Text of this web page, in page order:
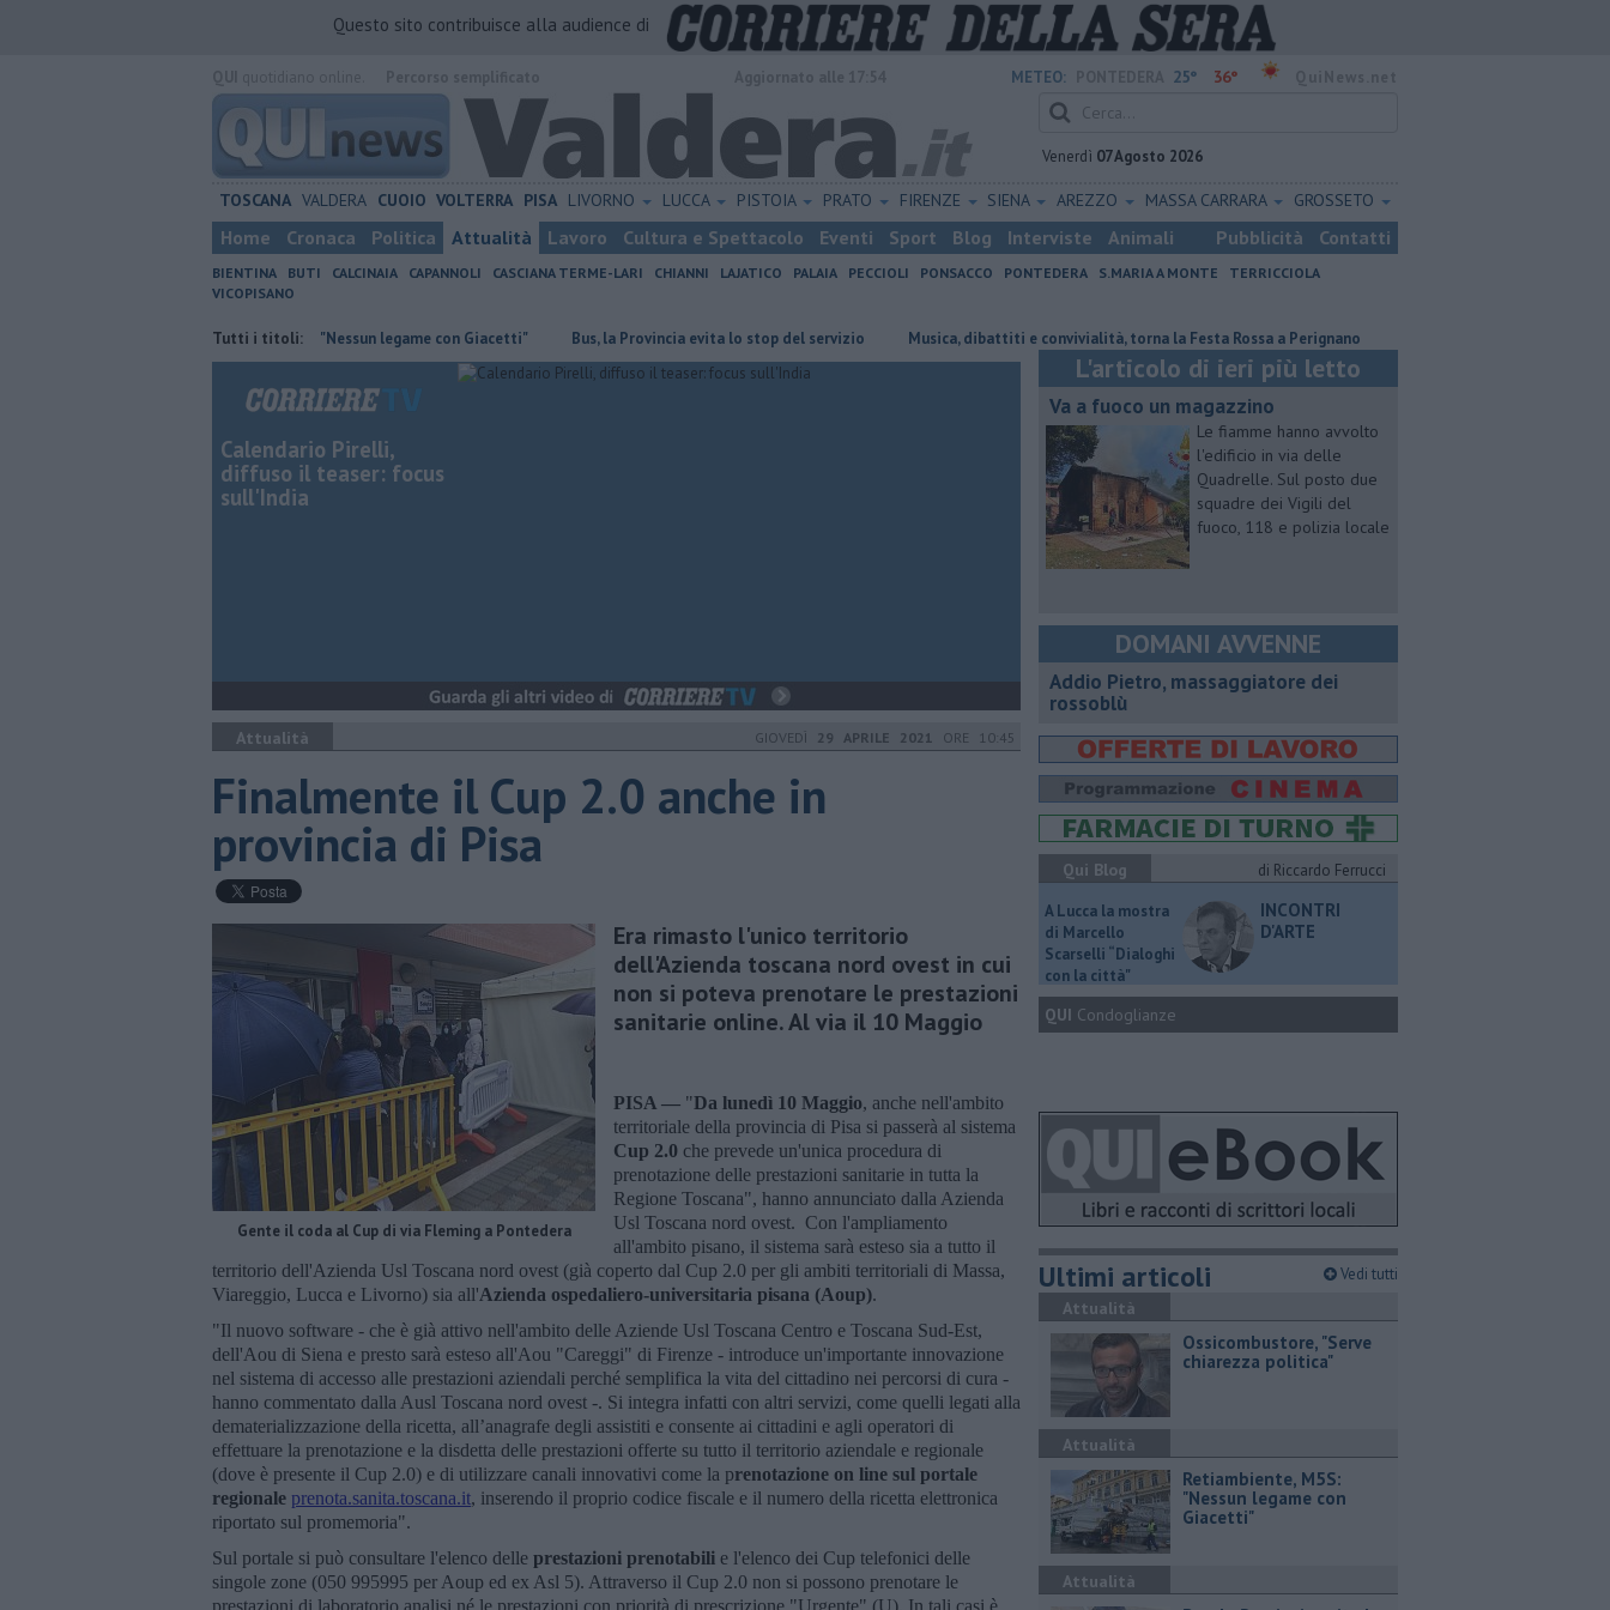
Questo sito contribuisce alla audience di
METEO: 25° 36°
Venerdì 07 Agosto 2026
TOSCANA VALDERA CUOIO VOLTERRA PISA LIVORNO LUCCA PISTOIA PRATO FIRENZE SIENA AREZZO MASSA CARRARA GROSSETO
Home Cronaca Politica Attualità Lavoro Cultura e Spettacolo Eventi Sport Blog Interviste Animali Pubblicità Contatti
BIENTINA BUTI CALCINAIA CAPANNOLI CASCIANA TERME-LARI CHIANNI LAJATICO PALAIA PECCIOLI PONSACCO PONTEDERA S.MARIA A MONTE
TERRICCIOLA
VICOPISANO
Tutti i titoli:
Retiambiente, M5S: "Nessun legame con Giacetti" Bus, la Provincia evita lo stop del servizio Musica, dibattiti e convivialità, torna la Festa Rossa a Perignano Ossicombustore, "Serve chiarezza
Calendario Pirelli,
diffuso il teaser: focus
sull'India
Attualità GIOVEDÌ 29 APRILE 2021 ORE 10:45
Finalmente il Cup 2.0 anche in
provincia di Pisa
Gente il coda al Cup di via Fleming a Pontedera
Era rimasto l'unico territorio
dell'Azienda toscana nord ovest in cui
non si poteva prenotare le prestazioni
sanitarie online. Al via il 10 Maggio
PISA — "Da lunedì 10 Maggio, anche nell'ambito
territoriale della provincia di Pisa si passerà al sistema
Cup 2.0 che prevede un'unica procedura di
prenotazione delle prestazioni sanitarie in tutta la
Regione Toscana", hanno annunciato dalla Azienda
Usl Toscana nord ovest. Con l'ampliamento
all'ambito pisano, il sistema sarà esteso sia a tutto il
territorio dell'Azienda Usl Toscana nord ovest (già coperto dal Cup 2.0 per gli ambiti territoriali di Massa,
Viareggio, Lucca e Livorno) sia all'Azienda ospedaliero-universitaria pisana (Aoup).
"Il nuovo software - che è già attivo nell'ambito delle Aziende Usl Toscana Centro e Toscana Sud-Est,
dell'Aou di Siena e presto sarà esteso all'Aou "Careggi" di Firenze - introduce un'importante innovazione
nel sistema di accesso alle prestazioni aziendali perché semplifica la vita del cittadino nei percorsi di cura -
hanno commentato dalla Ausl Toscana nord ovest -. Si integra infatti con altri servizi, come quelli legati alla
dematerializzazione della ricetta, all’anagrafe degli assistiti e consente ai cittadini e agli operatori di
effettuare la prenotazione e la disdetta delle prestazioni offerte su tutto il territorio aziendale e regionale
(dove è presente il Cup 2.0) e di utilizzare canali innovativi come la prenotazione on line sul portale
regionale prenota.sanita.toscana.it, inserendo il proprio codice fiscale e il numero della ricetta elettronica
riportato sul promemoria".
Sul portale si può consultare l'elenco delle prestazioni prenotabili e l'elenco dei Cup telefonici delle
singole zone (050 995995 per Aoup ed ex Asl 5). Attraverso il Cup 2.0 non si possono prenotare le
prestazioni di laboratorio analisi né le prestazioni con priorità di prescrizione "Urgente" (U). In tali casi è
L'articolo di ieri più letto
Va a fuoco un magazzino
Le fiamme hanno avvolto
l'edificio in via delle
Quadrelle. Sul posto due
squadre dei Vigili del
fuoco, 118 e polizia locale
DOMANI AVVENNE
Addio Pietro, massaggiatore dei
rossoblù
Qui Blog
di Riccardo Ferrucci
A Lucca la mostra
di Marcello
Scarselli “Dialoghi
con la città"
INCONTRI
D'ARTE
QUI Condoglianze
Ultimi articoli Vedi tutti
Attualità
Ossicombustore, "Serve
chiarezza politica"
Attualità
Retiambiente, M5S:
"Nessun legame con
Giacetti"
Attualità